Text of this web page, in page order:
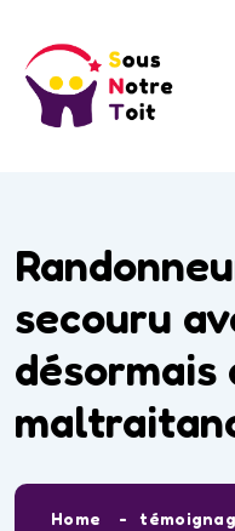
secouru
désormais
Home